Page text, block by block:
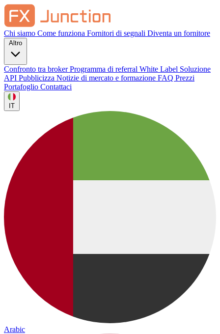
Chi siamo Come funziona Fornitori di segnali Diventa un fornitore
Confronto tra brokerProgramma di referral White Label Soluzione
API Pubblicizza Notizie di mercato e formazione FAQ Prezzi
Portafoglio Contattaci
IT
Arabic